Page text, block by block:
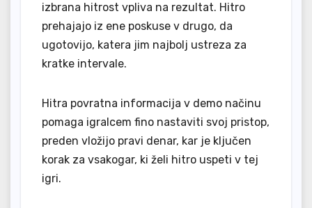
izbrana hitrost vpliva na rezultat. Hitro
prehajajo iz ene poskuse v drugo, da
ugotovijo, katera jim najbolj ustreza za
kratke intervale.
Hitra povratna informacija v demo načinu
pomaga igralcem fino nastaviti svoj pristop,
preden vložijo pravi denar, kar je ključen
korak za vsakogar, ki želi hitro uspeti v tej
igri.